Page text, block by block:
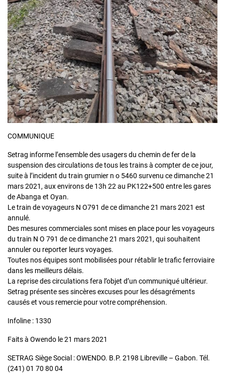
COMMUNIQUE
Setrag informe l’ensemble des usagers du chemin de fer de la
suspension des circulations de tous les trains à compter de ce jour,
suite à l’incident du train grumier n o 5460 survenu ce dimanche 21
mars 2021, aux environs de 13h 22 au PK122+500 entre les gares
de Abanga et Oyan.
Le train de voyageurs N O791 de ce dimanche 21 mars 2021 est
annulé.
Des mesures commerciales sont mises en place pour les voyageurs
du train N O 791 de ce dimanche 21 mars 2021, qui souhaitent
annuler ou reporter leurs voyages.
Toutes nos équipes sont mobilisées pour rétablir le trafic ferroviaire
dans les meilleurs délais.
La reprise des circulations fera l’objet d’un communiqué ultérieur.
Setrag présente ses sincères excuses pour les désagréments
causés et vous remercie pour votre compréhension.
Infoline : 1330
Faits à Owendo le 21 mars 2021
SETRAG Siège Social : OWENDO. B.P. 2198 Libreville – Gabon. Tél.
(241) 01 70 80 04